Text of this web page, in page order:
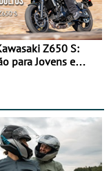
Z650 S:
para Jovens e